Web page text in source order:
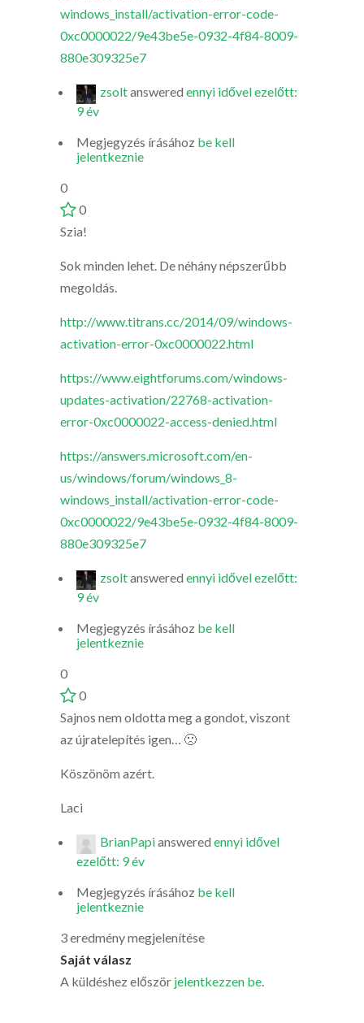
windows_install/activation-error-code-
0xc0000022/9e43be5e-0932-4f84-8009-
880e309325e7
zsoltanswered ennyi idővel ezelőtt:
9 év
Megjegyzés írásához be kell
jelentkeznie
0
0
Szia!
Sok minden lehet. De néhány népszerűbb
megoldás.
http://www.titrans.cc/2014/09/windows-
activation-error-0xc0000022.html
https://www.eightforums.com/windows-
updates-activation/22768-activation-
error-0xc0000022-access-denied.html
https://answers.microsoft.com/en-
us/windows/forum/windows_8-
windows_install/activation-error-code-
0xc0000022/9e43be5e-0932-4f84-8009-
880e309325e7
zsoltanswered ennyi idővel ezelőtt:
9 év
Megjegyzés írásához be kell
jelentkeznie
0
0
Sajnos nem oldotta meg a gondot, viszont
az újratelepítés igen… 🙁
Köszönöm azért.
Laci
BrianPapianswered ennyi idővel
ezelőtt: 9 év
Megjegyzés írásához be kell
jelentkeznie
3 eredmény megjelenítése
Saját válasz
A küldéshez először jelentkezzen be.